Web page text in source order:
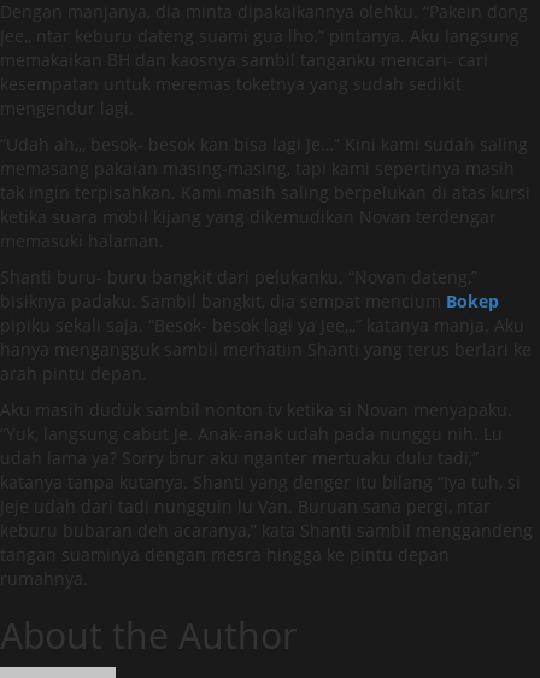
Dengan manjanya, dia minta dipakaikannya olehku. “Pakein dong
Jee,, ntar keburu dateng suami gua lho.” pintanya. Aku langsung
memakaikan BH dan kaosnya sambil tanganku mencari- cari
kesempatan untuk meremas toketnya yang sudah sedikit
mengendur lagi.
“Udah ah,,, besok- besok kan bisa lagi Je…” Kini kami sudah saling
memasang pakaian masing-masing, tapi kami sepertinya masih
tak ingin terpisahkan. Kami masih saling berpelukan di atas kursi
ketika suara mobil kijang yang dikemudikan Novan terdengar
memasuki halaman.
Shanti buru- buru bangkit dari pelukanku. “Novan dateng,”
bisiknya padaku. Sambil bangkit, dia sempat mencium Bokep
pipiku sekali saja. “Besok- besok lagi ya Jee,,,” katanya manja. Aku
hanya mengangguk sambil merhatiin Shanti yang terus berlari ke
arah pintu depan.
Aku masih duduk sambil nonton tv ketika si Novan menyapaku.
“Yuk, langsung cabut Je. Anak-anak udah pada nunggu nih. Lu
udah lama ya? Sorry brur aku nganter mertuaku dulu tadi,”
katanya tanpa kutanya. Shanti yang denger itu bilang “Iya tuh, si
Jeje udah dari tadi nungguin lu Van. Buruan sana pergi, ntar
keburu bubaran deh acaranya,” kata Shanti sambil menggandeng
tangan suaminya dengan mesra hingga ke pintu depan
rumahnya.
About the Author